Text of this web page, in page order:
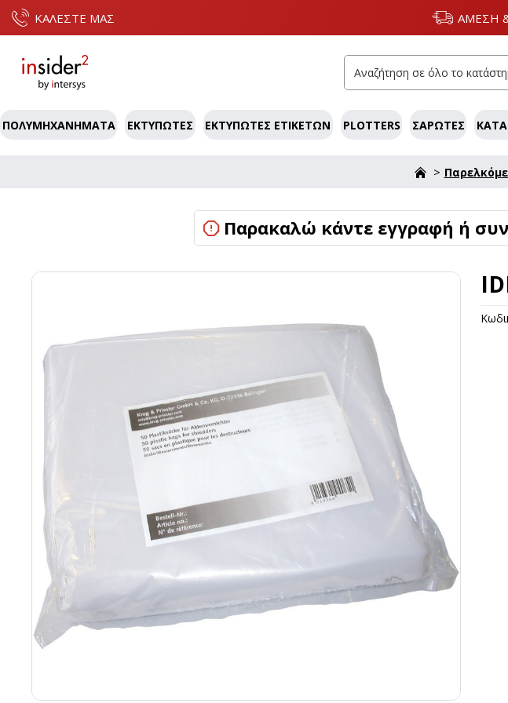
ΚΑΛΕΣΤΕ ΜΑΣ ΑΜΕΣΗ
ΠΟΛΥΜΗΧΑΝΉΜΑΤΑ ΕΚΤΥΠΩΤΈΣ ΕΚΤΥΠΩΤΈΣ ΕΤΙΚΕΤΏΝ PLOTTERS ΣΑΡΩΤΈΣ
Παρακαλώ κάντε εγγραφή ή